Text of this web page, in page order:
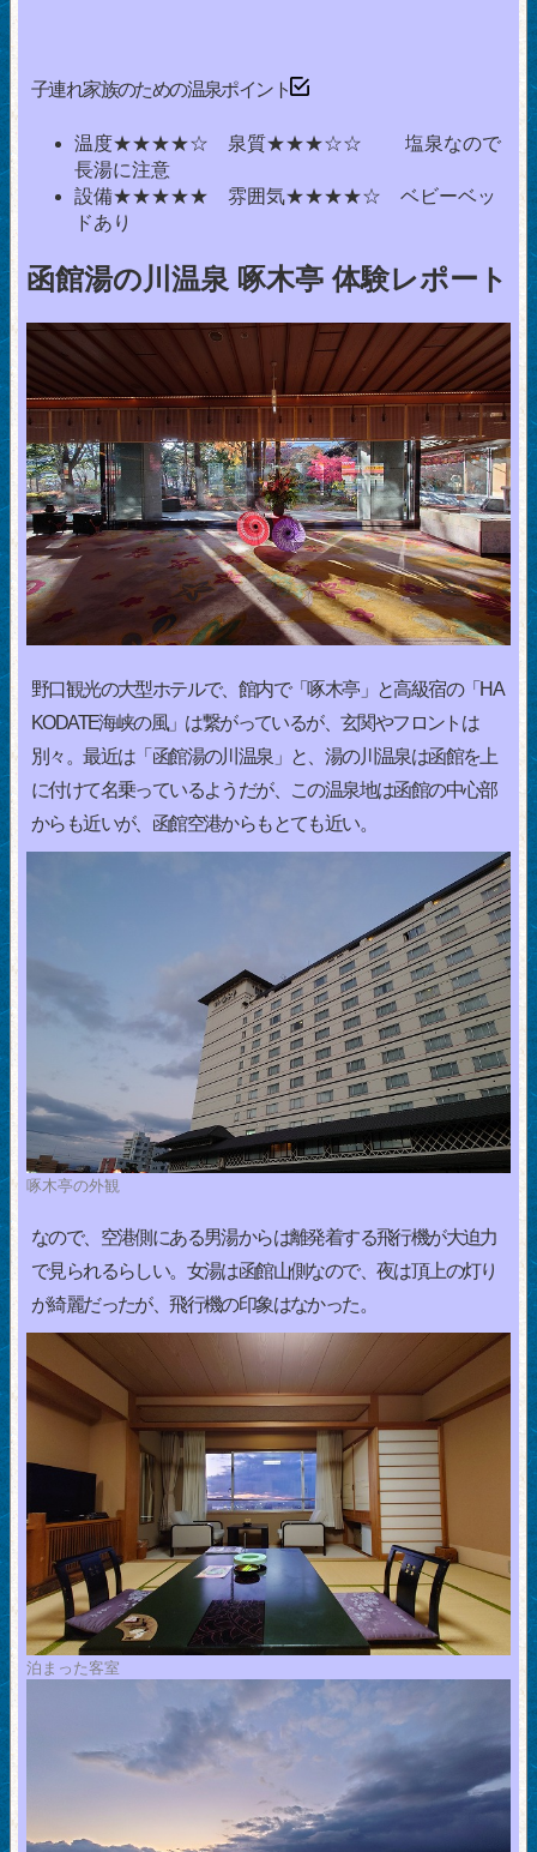
子連れ家族のための温泉ポイント
温度★★★★☆ 泉質★★★☆☆ 塩泉なので
長湯に注意
設備★★★★★ 雰囲気★★★★☆ ベビーベッ
ドあり
函館湯の川温泉 啄木亭 体験レポート
野口観光の大型ホテルで、館内で「啄木亭」と高級宿の「HA
KODATE海峡の風」は繋がっているが、玄関やフロントは
別々。最近は「函館湯の川温泉」と、湯の川温泉は函館を上
に付けて名乗っているようだが、この温泉地は函館の中心部
からも近いが、函館空港からもとても近い。
啄木亭の外観
なので、空港側にある男湯からは離発着する飛行機が大迫力
で見られるらしい。女湯は函館山側なので、夜は頂上の灯り
が綺麗だったが、飛行機の印象はなかった。
泊まった客室